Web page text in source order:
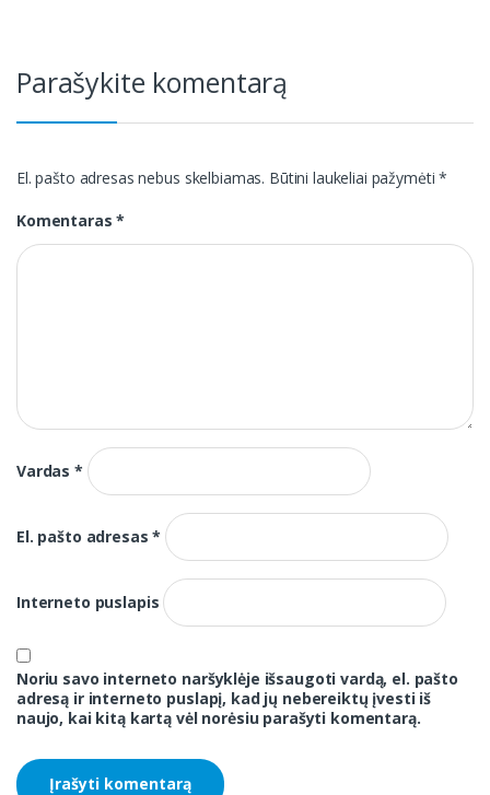
Parašykite komentarą
El. pašto adresas nebus skelbiamas. Būtini laukeliai pažymėti*
Komentaras*
Vardas*
El. pašto adresas*
Interneto puslapis
Noriu savo interneto naršyklėje išsaugoti vardą, el. pašto
adresą ir interneto puslapį, kad jų nebereiktų įvesti iš
naujo, kai kitą kartą vėl norėsiu parašyti komentarą.